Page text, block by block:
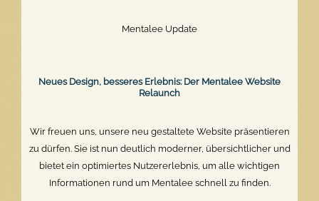
Mentalee Update
Neues Design, besseres Erlebnis: Der Mentalee Website
Relaunch
Wir freuen uns, unsere neu gestaltete Website präsentieren
zu dürfen. Sie ist nun deutlich moderner, übersichtlicher und
bietet ein optimiertes Nutzererlebnis, um alle wichtigen
Informationen rund um Mentalee schnell zu finden.